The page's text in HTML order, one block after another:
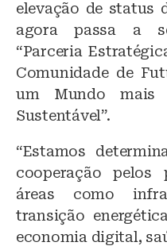
elevação de status
agora passa a
“Parceria
Comunidade de
um Mundo mais
Sustentável”.
“Estamos
cooperação pelos
áreas como
transição
economia digital,